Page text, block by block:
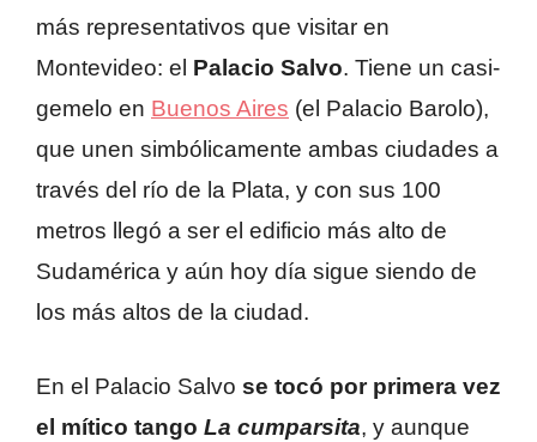
más representativos que visitar en
Montevideo: el Palacio Salvo. Tiene un casi-
gemelo en Buenos Aires (el Palacio Barolo),
que unen simbólicamente ambas ciudades a
través del río de la Plata, y con sus 100
metros llegó a ser el edificio más alto de
Sudamérica y aún hoy día sigue siendo de
los más altos de la ciudad.
En el Palacio Salvo se tocó por primera vez
el mítico tango La cumparsita, y aunque